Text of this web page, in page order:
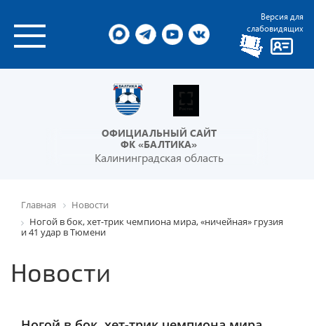
Версия для
слабовидящих
ОФИЦИАЛЬНЫЙ САЙТ
ФК «БАЛТИКА»
Калининградская область
Главная
Новости
Ногой в бок, хет-трик чемпиона мира, «ничейная» грузия
и 41 удар в Тюмени
Новости